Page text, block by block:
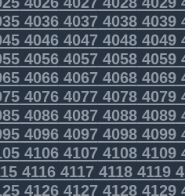
4036403740384039
4046404740484049
4056405740584059
4066406740684069
4076407740784079
4086408740884089
4096409740984099
4106410741084109
4116411741184119
4126412741284129